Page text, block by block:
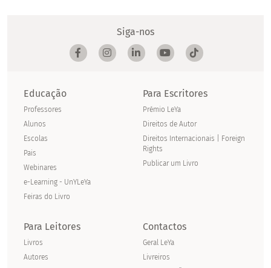
Siga-nos
Educação
Professores
Alunos
Escolas
Pais
Webinares
e-Learning - UnYLeYa
Feiras do Livro
Para Escritores
Prémio LeYa
Direitos de Autor
Direitos Internacionais | Foreign
Rights
Publicar um Livro
Para Leitores
Livros
Autores
Contactos
Geral LeYa
Livreiros